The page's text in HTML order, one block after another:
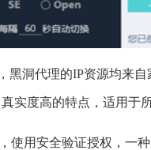
黑洞代理的IP资源均来
实度高的特点，适用于
使用安全验证授权，一